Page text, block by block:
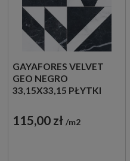
GAYAFORES VELVET
GEO NEGRO
33,15X33,15 PŁYTKI
PODŁOGOWE
115,00 zł m2